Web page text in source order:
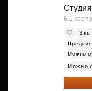
6.1
3 кв
Можно
Можно
23